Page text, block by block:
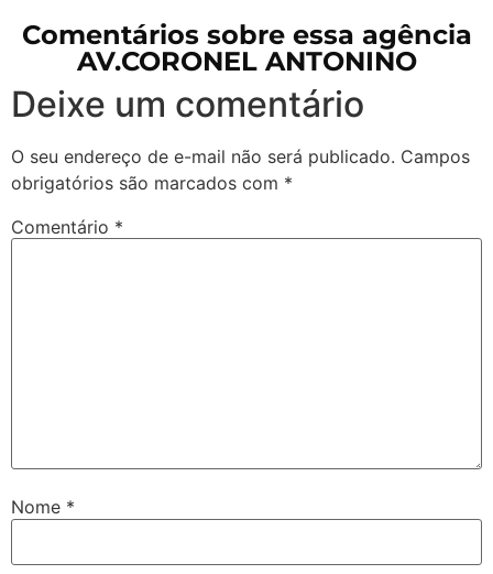
Comentários sobre essa agência
AV.CORONEL ANTONINO
Deixe um comentário
O seu endereço de e-mail não será publicado. Campos
obrigatórios são marcados com *
Comentário *
Nome *